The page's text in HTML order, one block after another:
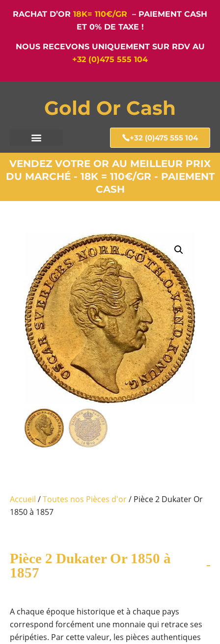
RACHAT D’OR 18K= 110€/GR – PAIEMENT CASH
ET 0% DE TAXE !
NOUS RECEVONS UNIQUEMENT SUR RDV AU
+32 (0)475 555 104
Gold Or Cash
+32 (0)475 555 104
VENDEZ VOTRE OR AU MEILLEUR PRIX
DU MARCHÉ - 18K = 110€/GR - PAIEMENT
CASH
Accueil /Toutes nos Pièces d'or/ Pièce 2 Dukater Or
1850 à 1857
Pièce 2 Dukater Or 1850 à
1857
A chaque époque historique et à chaque pays
correspond forcément une monnaie qui retrace ses
péripéties. Par cette valeur, les pièces authentiques